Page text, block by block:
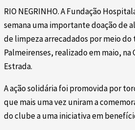
RIO NEGRINHO. A Fundação
semana uma importante doação de
de limpeza arrecadados por meio
Palmeirenses, realizado em maio, na
Estrada.
A ação solidária foi promovida por
que mais uma vez uniram a
do clube a uma iniciativa em